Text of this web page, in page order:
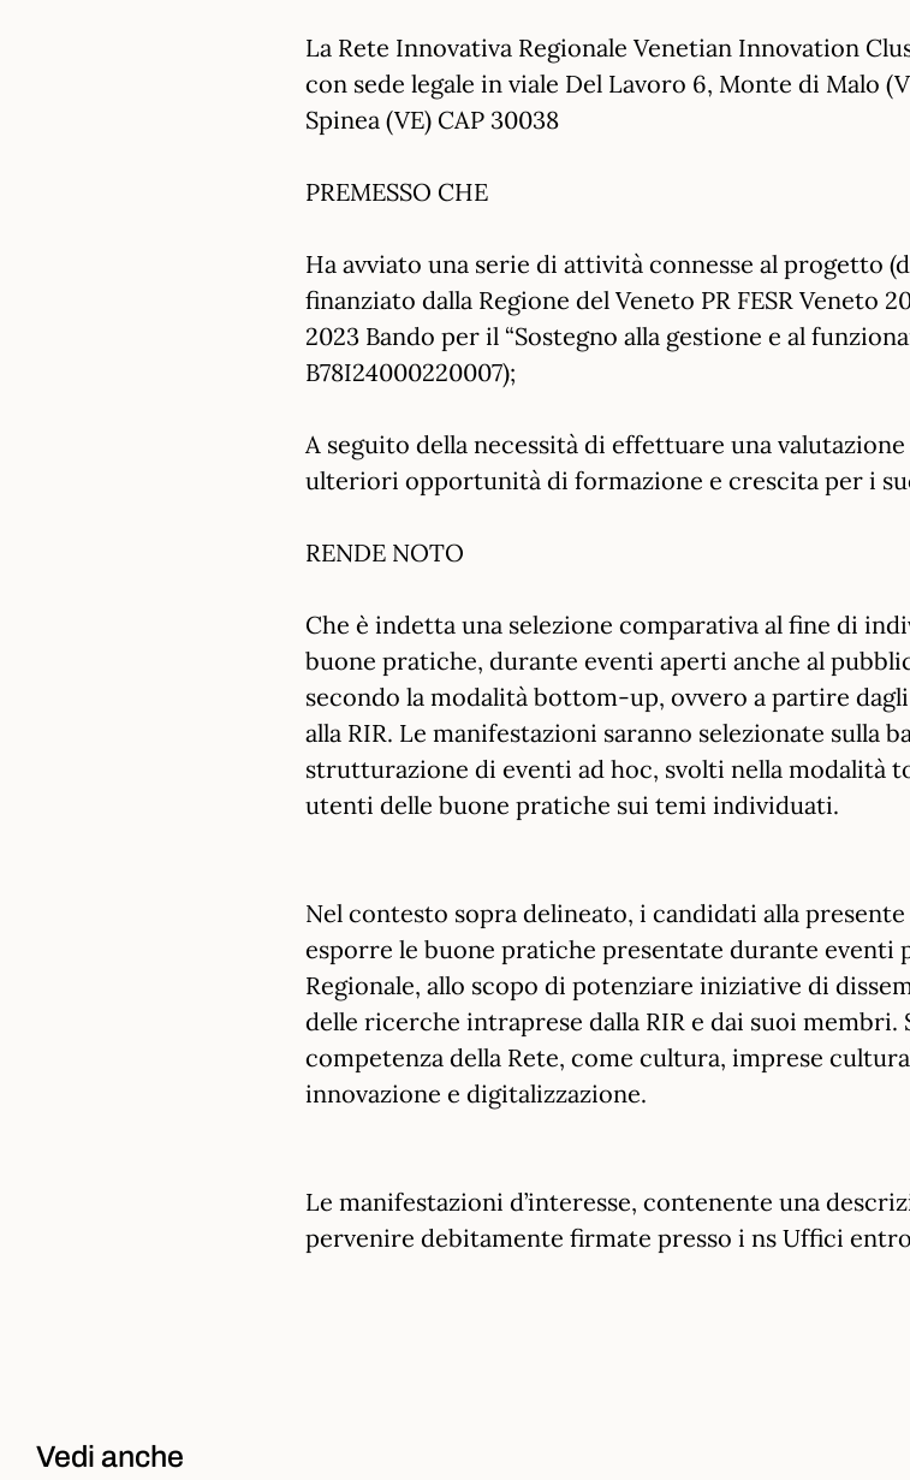
La Rete Innovativa Regionale Venetian Innovation
con sede legale in viale Del Lavoro 6, Monte di Malo
Spinea (VE) CAP 30038
PREMESSO CHE
Ha avviato una serie di attività connesse al progetto
finanziato dalla Regione del Veneto PR FESR Veneto
2023 Bando per il “Sostegno alla gestione e al
B78I24000220007);
A seguito della necessità di effettuare una
ulteriori opportunità di formazione e crescita per i
RENDE NOTO
Che è indetta una selezione comparativa al fine di
buone pratiche, durante eventi aperti anche al
secondo la modalità bottom-up, ovvero a partire
alla RIR. Le manifestazioni saranno selezionate sulla
strutturazione di eventi ad hoc, svolti nella modalità
utenti delle buone pratiche sui temi individuati.
Nel contesto sopra delineato, i candidati alla
esporre le buone pratiche presentate durante eventi
Regionale, allo scopo di potenziare iniziative di
delle ricerche intraprese dalla RIR e dai suoi
competenza della Rete, come cultura, imprese
innovazione e digitalizzazione.
Le manifestazioni d’interesse, contenente una
pervenire debitamente firmate presso i ns Uffici
Vedi anche